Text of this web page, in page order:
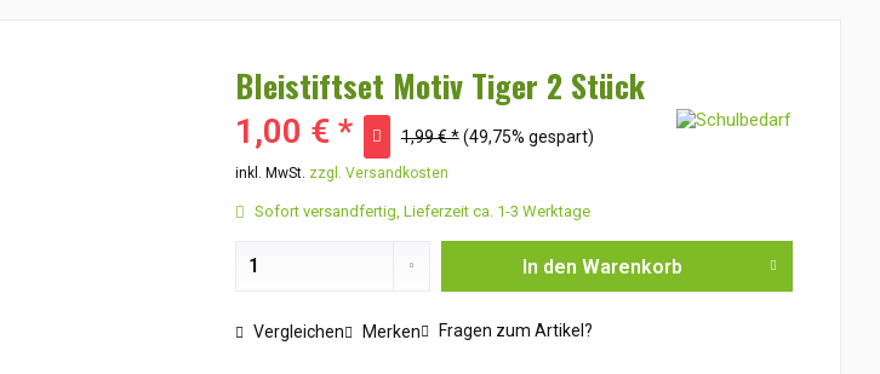
Bleistiftset Motiv Tiger 2 Stück
1,00 € * 1,99 € * (49,75% gespart)
inkl. MwSt. zzgl. Versandkosten
Sofort versandfertig, Lieferzeit ca. 1-3 Werktage
In den Warenkorb
Vergleichen Merken Fragen zum Artikel?